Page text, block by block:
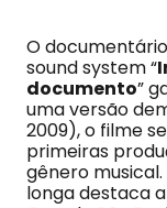
O
sound system “
documento”
uma versão
2009), o filme
primeiras
gênero
longa destaca